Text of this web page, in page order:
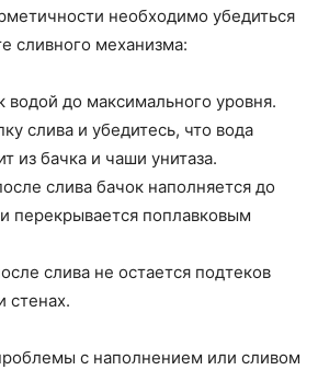
необходимо убедиться
сливного механизма:
водой до максимального уровня.
слива и убедитесь, что вода
из бачка и чаши унитаза.
слива бачок наполняется до
перекрывается поплавковым
слива не остается подтеков
стенах.
с наполнением или сливом